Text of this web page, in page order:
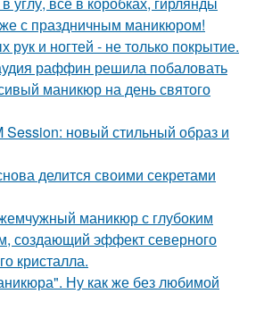
с праздничным маникюром!
рук и ногтей - не только покрытие.
раффин решила побаловать
маникюр на день святого
Session: новый стильный образ и
делится своими секретами
маникюр с глубоким
создающий эффект северного
кристалла.
Ну как же без любимой